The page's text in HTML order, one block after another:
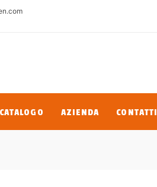
CATALOGO AZIENDA CONTATTI